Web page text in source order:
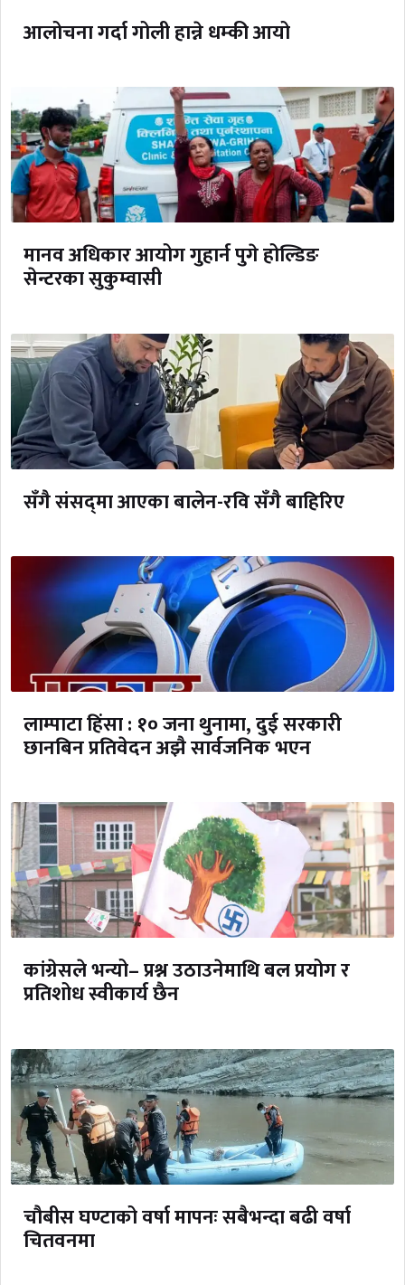
आलोचना गर्दा गोली हान्ने धम्की आयो
मानव अधिकार आयोग गुहार्न पुगे होल्डिङ
सेन्टरका सुकुम्वासी
सँगै संसद्‌मा आएका बालेन-रवि सँगै बाहिरिए
लाम्पाटा हिंसा : १० जना थुनामा, दुई सरकारी
छानबिन प्रतिवेदन अझै सार्वजनिक भएन
कांग्रेसले भन्यो– प्रश्न उठाउनेमाथि बल प्रयोग र
प्रतिशोध स्वीकार्य छैन
चौबीस घण्टाको वर्षा मापनः सबैभन्दा बढी वर्षा
चितवनमा